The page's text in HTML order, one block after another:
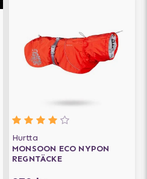
Hurtta
MONSOON ECO NYPON
REGNTÄCKE